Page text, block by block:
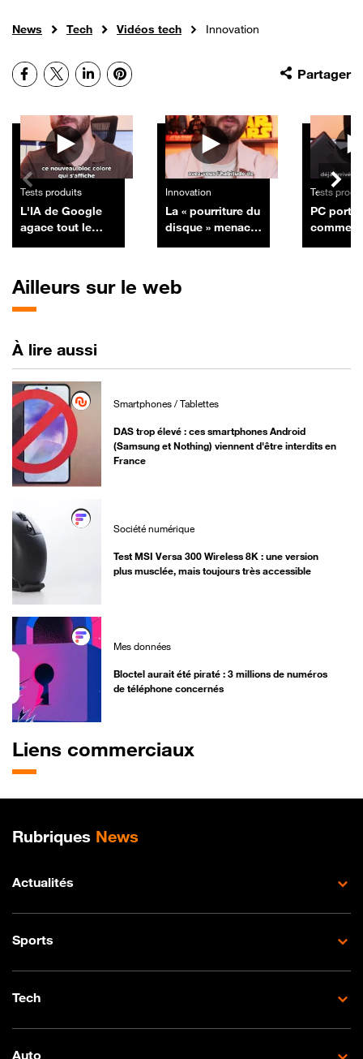
News Tech Vidéos tech Innovation
Partager
Facebook
X LinkedInPinterest
Autres vidéos
Tests produits
L'IA de Google
agace tout le
Innovation
La « pourriture du
disque » menace
de CD et DVD
Tests
PC
Ailleurs sur le web
À lire aussi
Smartphones / Tablettes
DAS trop élevé : ces smartphones Android
(Samsung et Nothing) viennent d'être interdits en
France
Société numérique
Test MSI Versa 300 Wireless 8K : une version
plus musclée, mais toujours très accessible
Mes données
Bloctel aurait été piraté : 3 millions de numéros
de téléphone concernés
Liens commerciaux
Plan de site
Rubriques News
Actualités
Sports
Tech
Auto